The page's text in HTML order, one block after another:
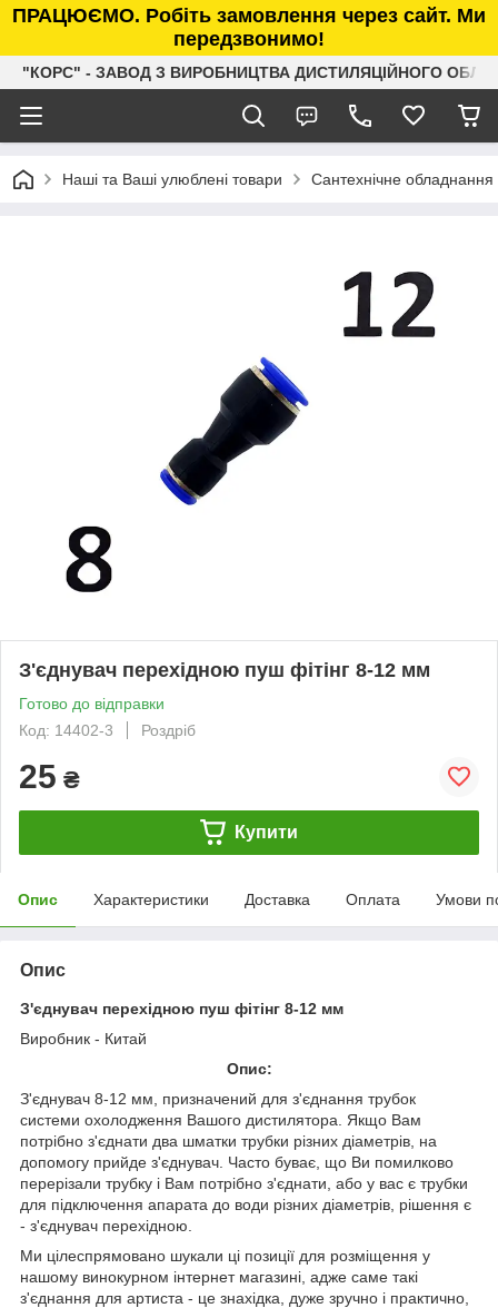
ПРАЦЮЄМО. Робіть замовлення через сайт. Ми
передзвонимо!
"КОРС" - ЗАВОД З ВИРОБНИЦТВА ДИСТИЛЯЦІЙНОГО
Наші та Ваші улюблені товари Сантехнічне обладнання
З'єднувач перехідною пуш фітінг 8-12 мм
Готово до відправки
Код: 14402-3
Роздріб
25 ₴
Купити
Опис Характеристики Доставка Оплата Умови
Опис
З'єднувач перехідною пуш фітінг 8-12 мм
Виробник - Китай
Опис:
З'єднувач 8-12 мм, призначений для з'єднання трубок
системи охолодження Вашого дистилятора. Якщо Вам
потрібно з'єднати два шматки трубки різних діаметрів, на
допомогу прийде з'єднувач. Часто буває, що Ви помилково
перерізали трубку і Вам потрібно з'єднати, або у вас є трубки
для підключення апарата до води різних діаметрів, рішення є
- з'єднувач перехідною.
Ми цілеспрямовано шукали ці позиції для розміщення у
нашому винокурном інтернет магазині, адже саме такі
з'єднання для артиста - це знахідка, дуже зручно і практично,